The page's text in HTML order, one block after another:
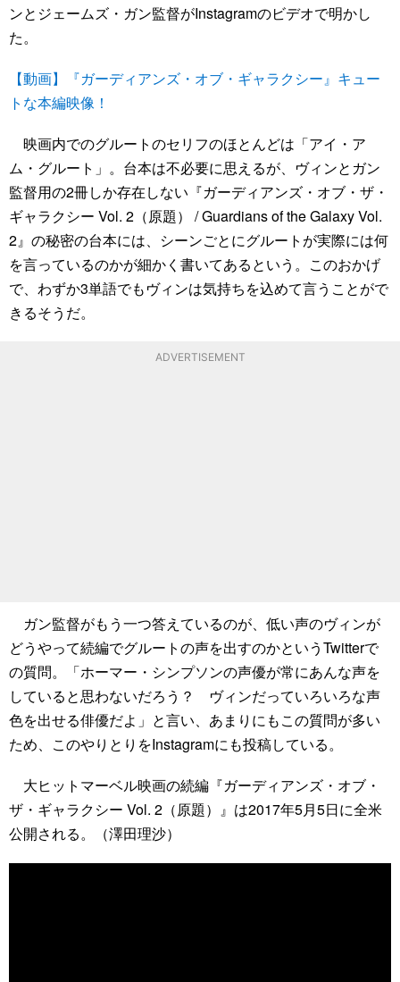
ンとジェームズ・ガン監督がInstagramのビデオで明かし
た。
【動画】『ガーディアンズ・オブ・ギャラクシー』キュー
トな本編映像！
映画内でのグルートのセリフのほとんどは「アイ・ア
ム・グルート」。台本は不必要に思えるが、ヴィンとガン
監督用の2冊しか存在しない『ガーディアンズ・オブ・ザ・
ギャラクシー Vol. 2（原題） / Guardians of the Galaxy Vol.
2』の秘密の台本には、シーンごとにグルートが実際には何
を言っているのかが細かく書いてあるという。このおかげ
で、わずか3単語でもヴィンは気持ちを込めて言うことがで
きるそうだ。
ADVERTISEMENT
ガン監督がもう一つ答えているのが、低い声のヴィンが
どうやって続編でグルートの声を出すのかというTwitterで
の質問。「ホーマー・シンプソンの声優が常にあんな声を
していると思わないだろう？ ヴィンだっていろいろな声
色を出せる俳優だよ」と言い、あまりにもこの質問が多い
ため、このやりとりをInstagramにも投稿している。
大ヒットマーベル映画の続編『ガーディアンズ・オブ・
ザ・ギャラクシー Vol. 2（原題）』は2017年5月5日に全米
公開される。（澤田理沙）